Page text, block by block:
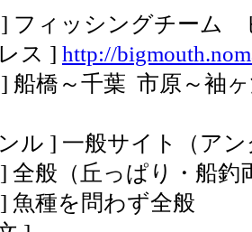
] フィッシングチーム
ス ] http://
船橋～千葉 市原～袖
ル ] 一般サイト（ア
全般（丘っぱり・船
魚種を問わず全般